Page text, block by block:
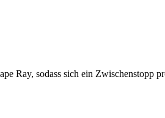
Ray, sodass sich ein Zwischenstopp